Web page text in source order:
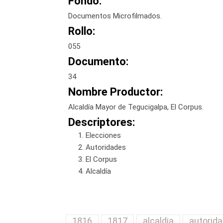
Documentos Microfilmados.
Rollo:
055
Documento:
34
Nombre Productor:
Alcaldía Mayor de Tegucigalpa, El Corpus.
Descriptores:
Elecciones
Autoridades
El Corpus
Alcaldía
1816 1817 alcaldia